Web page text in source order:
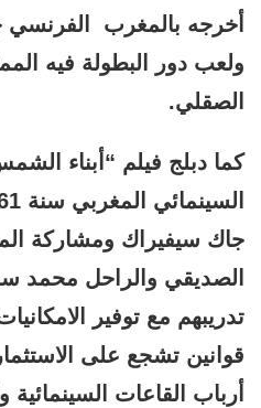
ولعب دور البطولة فيه
الصقلي.
كما دبلج فيلم “أبناء
جاك سيفيراك ومشاركة
الصديقي والراحل محمد
تدريبهم مع توفير
قوانين تشجع على
أرباب القاعات السينمائية